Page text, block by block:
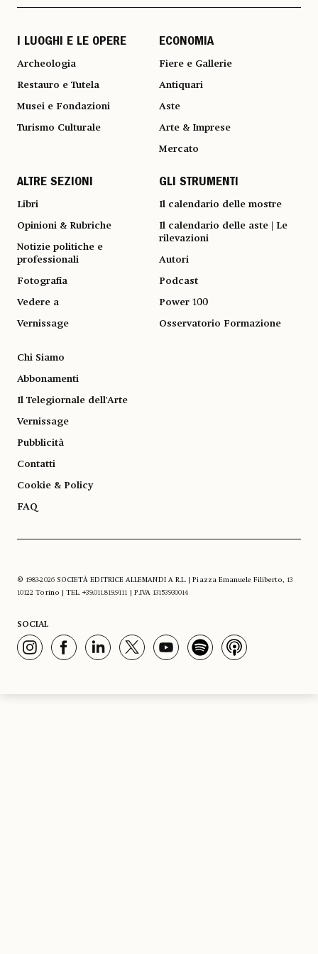
I LUOGHI E LE OPERE
Archeologia
Restauro e Tutela
Musei e Fondazioni
Turismo Culturale
ECONOMIA
Fiere e Gallerie
Antiquari
Aste
Arte & Imprese
Mercato
ALTRE SEZIONI
Libri
Opinioni & Rubriche
Notizie politiche e
professionali
Fotografia
Vedere a
Vernissage
GLI STRUMENTI
Il calendario delle mostre
Il calendario delle aste | Le
rilevazioni
Autori
Podcast
Power 100
Osservatorio Formazione
Chi Siamo
Abbonamenti
Il Telegiornale dell'Arte
Vernissage
Pubblicità
Contatti
Cookie & Policy
FAQ
© 1983-2026 SOCIETÀ EDITRICE ALLEMANDI A R.L. | Piazza Emanuele Filiberto, 13
10122 Torino | TEL. +39.011.819.9111 | P.IVA 13153930014
SOCIAL